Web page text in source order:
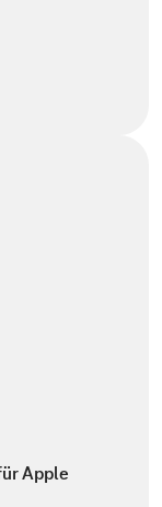
Apple